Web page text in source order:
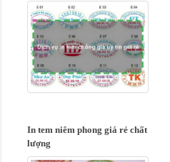
In tem niêm phong giá rẻ chất
lượng